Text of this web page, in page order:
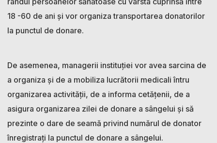
18 -60 de ani și vor organiza transportarea donatorilor
la punctul de donare.
De asemenea, managerii instituției vor avea sarcina de
a organiza și de a mobiliza lucrătorii medicali întru
organizarea activității, de a informa cetățenii, de a
asigura organizarea zilei de donare a sângelui și să
prezinte o dare de seamă privind numărul de donator
înregistrați la punctul de donare a sângelui.